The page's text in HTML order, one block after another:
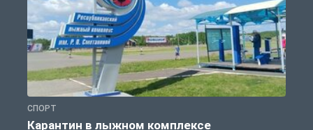
СПОРТ
Карантин в лыжном комплексе